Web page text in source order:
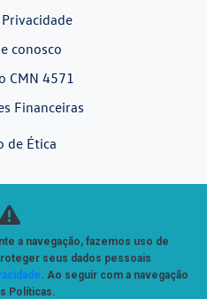
conosco
CMN 4571
Financeiras
de Ética
a navegação, fazemos uso de
seus dados pessoais
. Ao seguir com a navegação
Políticas.